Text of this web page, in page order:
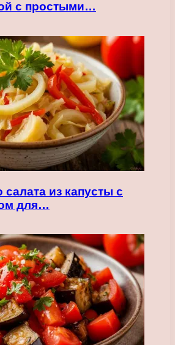
с простыми…
салата из капусты с
для…